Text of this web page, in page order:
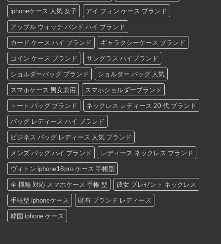
iphoneケース 人気 女子
アイ フォン ケース ブランド
アップル ウォッチ バンド ハイ ブランド
カード ケース ハイ ブランド
ギャラクシーケース ブランド
コイン ケース ブランド
サングラス ハイブランド
ショルダーバッグ ブランド
ショルダー バッグ 人気
スマホケース 男女兼用
スマホショルダーブランド
トート バッグ ブランド
ネックレス レディース 20 代 ブランド
バッグ レディース ハイ ブランド
ビジネス バッグ レディース 人気 ブランド
メンズ バッグ ハイ ブランド
レディース ネックレス ブランド
ヴィトン iphone18pro ケース 手帳型
全 機種 対応 スマホケース 手帳 型
彼女 プレゼント ネックレス
手帳型 iphoneケース
財布 ブランド レディース
韓国 iphone ケース